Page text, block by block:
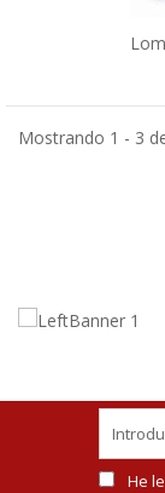
Mostrando 1 - 3
He